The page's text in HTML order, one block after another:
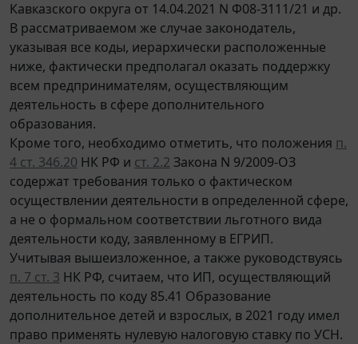
Кавказского округа от 14.04.2021 N Ф08-3111/21 и др.
В рассматриваемом же случае законодатель,
указывая все коды, иерархически расположенные
ниже, фактически предполагал оказать поддержку
всем предпринимателям, осуществляющим
деятельность в сфере дополнительного
образования.
Кроме того, необходимо отметить, что положения п.
4 ст. 346.20 НК РФ и ст. 2.2 Закона N 9/2009-ОЗ
содержат требования только о фактическом
осуществлении деятельности в определенной сфере,
а не о формальном соответствии льготного вида
деятельности коду, заявленному в ЕГРИП.
Учитывая вышеизложенное, а также руководствуясь
п. 7 ст. 3 НК РФ, считаем, что ИП, осуществляющий
деятельность по коду 85.41 Образование
дополнительное детей и взрослых, в 2021 году имел
право применять нулевую налоговую ставку по УСН.